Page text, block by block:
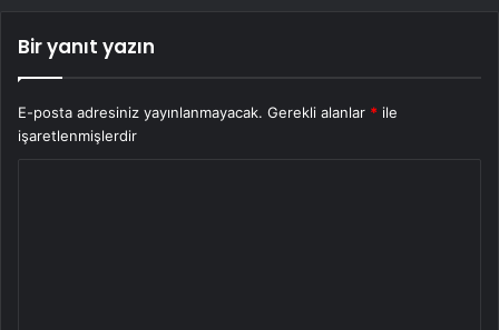
Bir yanıt yazın
E-posta adresiniz yayınlanmayacak. Gerekli alanlar * ile
işaretlenmişlerdir